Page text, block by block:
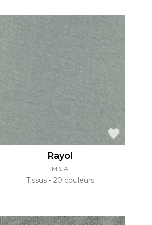
Rayol
MISIA
Tissus 20 couleurs